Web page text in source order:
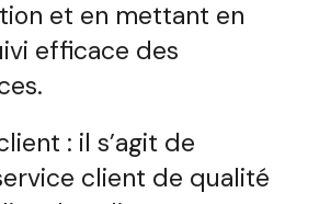
et en mettant en
efficace des
: il s’agit de
client de qualité